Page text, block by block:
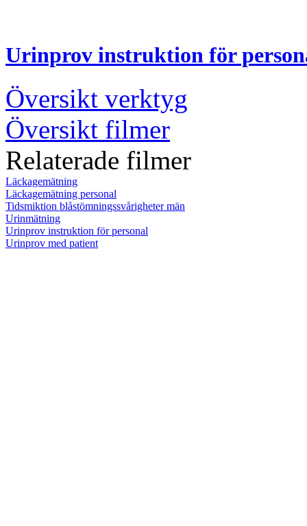
Urinprov instruktion för
Översikt verktyg
Översikt filmer
Relaterade filmer
Läckagemätning
Läckagemätning personal
Tidsmiktion blåstömningssvårigheter män
Urinmätning
Urinprov instruktion för personal
Urinprov med patient